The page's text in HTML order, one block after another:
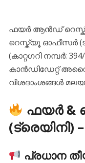
ഫയർ ആൻഡ്
റെസ്ക്യൂ ഓഫീസർ
(കാറ്റഗറി നമ്പർ:
കാൻഡിഡേറ്റ്
വിശദാംശങ്ങൾ
ഫയർ &
(ട്രെയിനി)
പ്രധാന